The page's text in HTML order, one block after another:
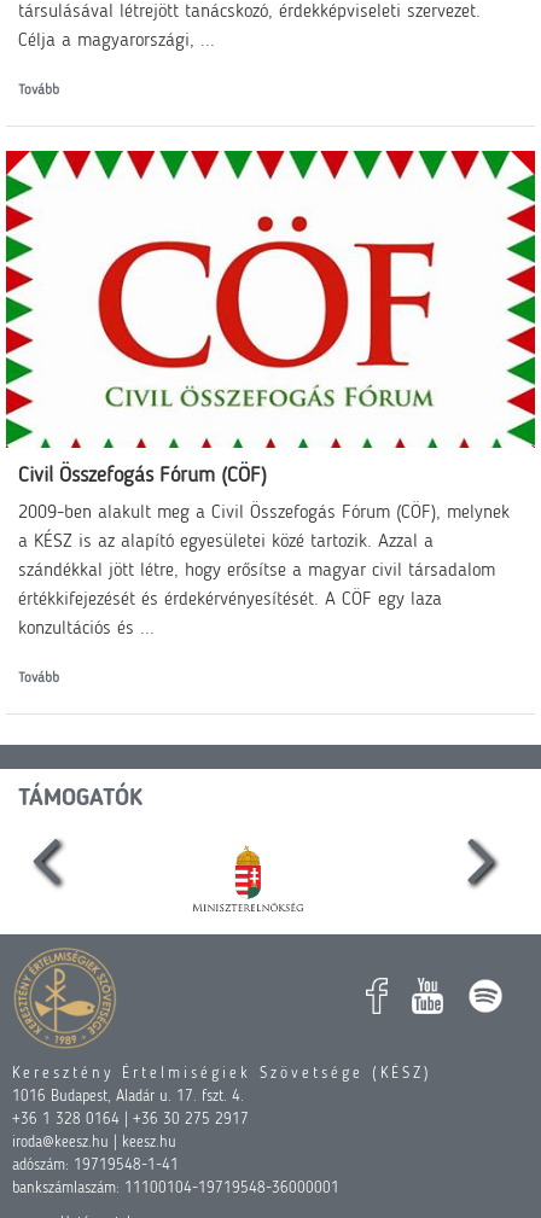
társulásával létrejött tanácskozó, érdekképviseleti szervezet.
Célja a magyarországi, ...
Tovább
Civil Összefogás Fórum (CÖF)
2009-ben alakult meg a Civil Összefogás Fórum (CÖF), melynek
a KÉSZ is az alapító egyesületei közé tartozik. Azzal a
szándékkal jött létre, hogy erősítse a magyar civil társadalom
értékkifejezését és érdekérvényesítését. A CÖF egy laza
konzultációs és ...
Tovább
TÁMOGATÓK
Keresztény Értelmiségiek Szövetsége (KÉSZ)
1016 Budapest, Aladár u. 17. fszt. 4.
+36 1 328 0164 | +36 30 275 2917
iroda@keesz.hu | keesz.hu
adószám: 19719548-1-41
bankszámlaszám: 11100104-19719548-36000001